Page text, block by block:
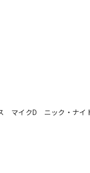
マイクD ニック・ナ